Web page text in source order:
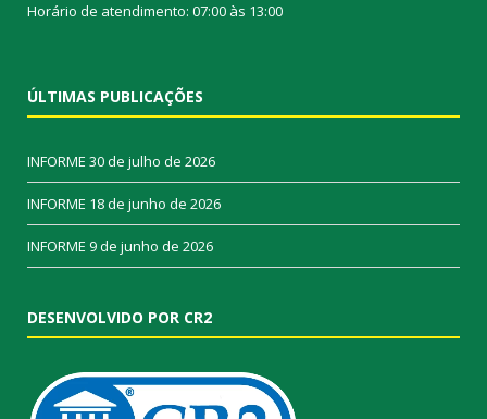
Horário de atendimento: 07:00 às 13:00
ÚLTIMAS PUBLICAÇÕES
INFORME 30 de julho de 2026
INFORME 18 de junho de 2026
INFORME 9 de junho de 2026
DESENVOLVIDO POR CR2